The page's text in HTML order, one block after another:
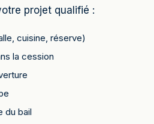
projet qualifié :
cuisine, réserve)
la cession
du bail